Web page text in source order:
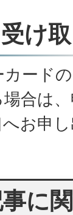
け
ード
合は
お申
に